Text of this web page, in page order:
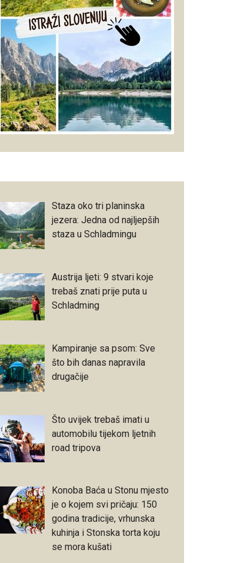
Staza oko tri planinska
jezera: Jedna od najljepših
staza u Schladmingu
Austrija ljeti: 9 stvari koje
trebaš znati prije puta u
Schladming
Kampiranje sa psom: Sve
što bih danas napravila
drugačije
Što uvijek trebaš imati u
automobilu tijekom ljetnih
road tripova
Konoba Baća u Stonu mjesto
je o kojem svi pričaju: 150
godina tradicije, vrhunska
kuhinja i Stonska torta koju
se mora kušati